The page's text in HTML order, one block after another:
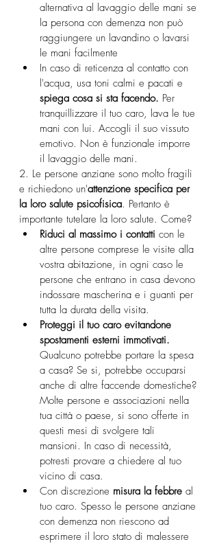
alternativa al lavaggio delle mani se
la persona con demenza non può
raggiungere un lavandino o lavarsi
le mani facilmente
In caso di reticenza al contatto con
l'acqua, usa toni calmi e pacati e
spiega cosa si sta facendo. Per
tranquillizzare il tuo caro, lava le tue
mani con lui. Accogli il suo vissuto
emotivo. Non è funzionale imporre
il lavaggio delle mani.
2. Le persone anziane sono molto fragili
e richiedono un'attenzione specifica per
la loro salute psicofisica. Pertanto è
importante tutelare la loro salute. Come?
Riduci al massimo i contatti con le
altre persone comprese le visite alla
vostra abitazione, in ogni caso le
persone che entrano in casa devono
indossare mascherina e i guanti per
tutta la durata della visita.
Proteggi il tuo caro evitandone
spostamenti esterni immotivati.
Qualcuno potrebbe portare la spesa
a casa? Se si, potrebbe occuparsi
anche di altre faccende domestiche?
Molte persone e associazioni nella
tua città o paese, si sono offerte in
questi mesi di svolgere tali
mansioni. In caso di necessità,
potresti provare a chiedere al tuo
vicino di casa.
Con discrezione misura la febbre al
tuo caro. Spesso le persone anziane
con demenza non riescono ad
esprimere il loro stato di malessere